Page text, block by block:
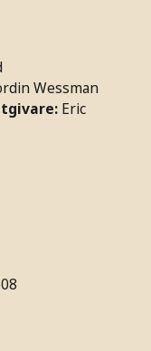
Wessman
Eric